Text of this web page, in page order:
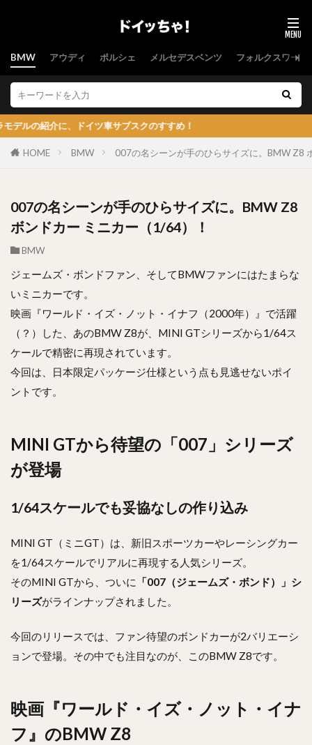
BMW アウディ ポルシェ メルセデスベンツ フォルクスワーゲ
ドイツ車サブスクのすすめ！
HOME BMW 007の名シーンが手のひらサイズに。BMW Z8
007の名シーンが手のひらサイズに。BMW Z8
ボンドカー ミニカー（1/64）！
BMW
ジェームズ・ボンドファン、そしてBMWファンにはたまらな
いミニカーです。
映画『ワールド・イズ・ノット・イナフ（2000年）』で活躍
（？）した、あのBMW Z8が、MINI GTシリーズから1/64ス
ケールで精密に再現されています。
今回は、日本限定パッケージ仕様という点も見逃せないポイ
ントです。
MINI GTから待望の「007」シリーズ
が登場
1/64スケールでも妥協なしの作り込み
MINI GT（ミニGT）は、新旧スポーツカーやレーシングカー
を1/64スケールでリアルに再現する人気シリーズ。
そのMINI GTから、ついに
「007（ジェームズ・ボンド）」シ
リーズがラインナップされました。
今回のリリースでは、ファン待望のボンドカーが2バリエーシ
ョンで登場。その中でも注目なのが、このBMW Z8です。
映画『ワールド・イズ・ノット・イナ
フ』のBMW Z8